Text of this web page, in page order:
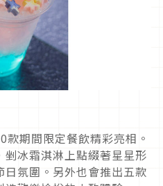
期間限定餐飲精彩亮相。
冰霜淇淋上點綴著星星形
氛圍。另外也會推出五款